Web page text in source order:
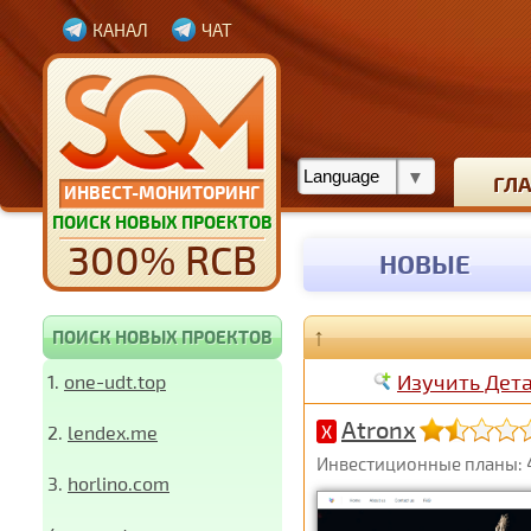
ИНВЕСТ-МОНИТОРИНГ
ПОИСК НОВЫХ ПРОЕКТОВ
300% RCB
КАНАЛ ЧАТ
НОВЫЕ
ПОИСК НОВЫХ ПРОЕКТОВ
1. one-udt.top
2. lendex.me
3. horlino.com
↑
Изучить
X Atronx
Инвестиционные планы: